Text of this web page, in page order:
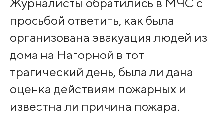
Журналисты обратились в МЧС с
просьбой ответить, как была
организована эвакуация людей из
дома на Нагорной в тот
трагический день, была ли дана
оценка действиям пожарных и
известна ли причина пожара.